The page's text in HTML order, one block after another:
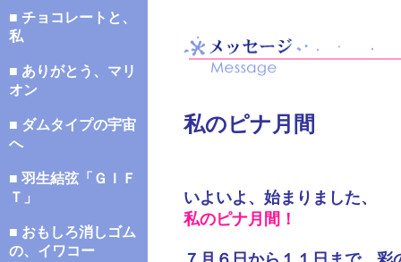
■ チョコレートと、
私
■ ありがとう、マリ
オン
■ ダムタイプの宇宙
へ
■ 羽生結弦「ＧＩＦ
Ｔ」
■ おもしろ消しゴム
の、イワコー
私のピナ月間
いよいよ、始まりました、
私のピナ月間！